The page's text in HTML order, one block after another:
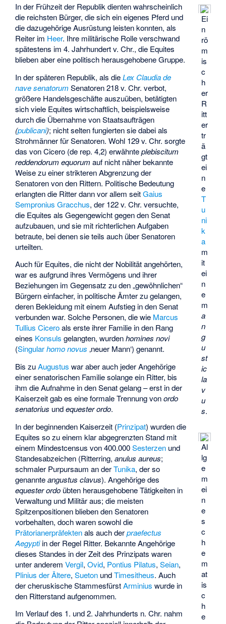
Ei
n
rö
m
is
c
h
er
R
itt
er
tr
ä
gt
ei
n
e
T
u
ni
k
a
m
it
ei
n
e
m
a
n
g
u
st
ic
la
v
u
s.
In der Frühzeit der Republik dienten wahrscheinlich
die reichsten Bürger, die sich ein eigenes Pferd und
die dazugehörige Ausrüstung leisten konnten, als
Reiter im Heer. Ihre militärische Rolle verschwand
spätestens im 4. Jahrhundert v. Chr., die Equites
blieben aber eine politisch herausgehobene Gruppe.
In der späteren Republik, als dieLex Claudia de
nave senatorum Senatoren 218 v. Chr. verbot,
größere Handelsgeschäfte auszuüben, betätigten
sich viele Equites wirtschaftlich, beispielsweise
durch die Übernahme von Staatsaufträgen
(publicani); nicht selten fungierten sie dabei als
Strohmänner für Senatoren. Wohl 129 v. Chr. sorgte
das von Cicero (de rep. 4,2) erwähnteplebiscitum
reddendorum equorum auf nicht näher bekannte
Weise zu einer strikteren Abgrenzung der
Senatoren von den Rittern. Politische Bedeutung
erlangten die Ritter dann vor allem seitGaius
Sempronius Gracchus, der 122 v. Chr. versuchte,
die Equites als Gegengewicht gegen den Senat
aufzubauen, und sie mit richterlichen Aufgaben
betraute, bei denen sie teils auch über Senatoren
urteilten.
Auch für Equites, die nicht der Nobilität angehörten,
war es aufgrund ihres Vermögens und ihrer
Beziehungen im Gegensatz zu den „gewöhnlichen“
Bürgern einfacher, in politische Ämter zu gelangen,
deren Bekleidung mit einem Aufstieg in den Senat
verbunden war. Solche Personen, die wie Marcus
Tullius Ciceroals erste ihrer Familie in den Rang
eines Konsuls gelangten, wurdenhomines novi
(Singular homo novus ‚neuer Mann‘) genannt.
Bis zuAugustus war aber auch jeder Angehörige
einer senatorischen Familie solange ein Ritter, bis
ihm die Aufnahme in den Senat gelang – erst in der
Kaiserzeit gab es eine formale Trennung vonordo
senatorius undequester ordo.
Al
lg
e
m
ei
n
e
s
c
h
e
m
at
is
c
h
e
In der beginnenden Kaiserzeit (Prinzipat) wurden die
Equites so zu einem klar abgegrenzten Stand mit
einem Mindestcensus von 400.000Sesterzen und
Standesabzeichen (Ritterring,anulus aureus;
schmaler Purpursaum an derTunika, der so
genannteangustus clavus). Angehörige des
equester ordo übten herausgehobene Tätigkeiten in
Verwaltung und Militär aus; die meisten
Spitzenpositionen blieben den Senatoren
vorbehalten, doch waren sowohl die
Prätorianerpräfektenals auch derpraefectus
Aegyptiin der Regel Ritter. Bekannte Angehörige
dieses Standes in der Zeit des Prinzipats waren
unter anderemVergil,Ovid, Pontius Pilatus,Seian,
Plinius der Ältere,Sueton undTimesitheus. Auch
der cheruskische StammesfürstArminius wurde in
den Ritterstand aufgenommen.
Im Verlauf des 1. und 2. Jahrhunderts n. Chr. nahm